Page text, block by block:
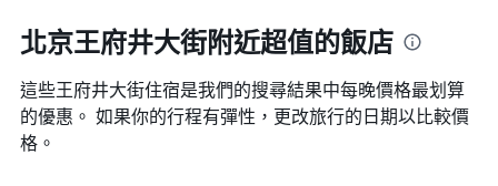
價
格
預
訂
期
的
天
北京王府井大街附近超值的飯店
這些王府井大街​住宿是我們的搜尋結果中每晚價格最划算
的優惠。 如果你的行程有彈性，更改旅行的日期以比較價
格。